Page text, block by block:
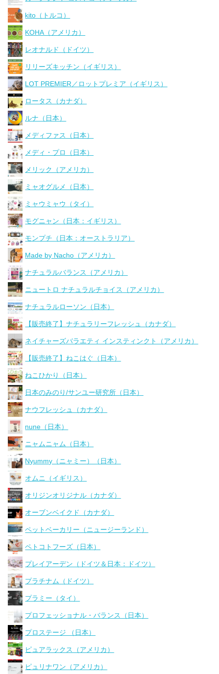
kito（トルコ）
KOHA（アメリカ）
レオナルド（ドイツ）
リリーズキッチン（イギリス）
LOT PREMIER／ロットプレミア（イギリス）
ロータス（カナダ）
ルナ（日本）
メディファス（日本）
メディ・プロ（日本）
メリック（アメリカ）
ミャオグルメ（日本）
ミャウミャウ（タイ）
モグニャン（日本：イギリス）
モンプチ（日本：オーストラリア）
Made by Nacho（アメリカ）
ナチュラルバランス（アメリカ）
ニュートロ ナチュラルチョイス（アメリカ）
ナチュラルローソン（日本）
【販売終了】ナチュラリーフレッシュ（カナダ）
ネイチャーズバラエティ インスティンクト（アメリカ）
【販売終了】ねこはぐ（日本）
ねこひかり（日本）
日本のみのり/サンユー研究所（日本）
ナウフレッシュ（カナダ）
nune（日本）
ニャムニャム（日本）
Nyummy（ニャミー）（日本）
オムニ（イギリス）
オリジンオリジナル（カナダ）
オーブンベイクド（カナダ）
ペットベーカリー（ニュージーランド）
ペトコトフーズ（日本）
プレイアーデン（ドイツ＆日本：ドイツ）
プラチナム（ドイツ）
プラミー（タイ）
プロフェッショナル・バランス（日本）
プロステージ （日本）
ピュアラックス（アメリカ）
ピュリナワン（アメリカ）